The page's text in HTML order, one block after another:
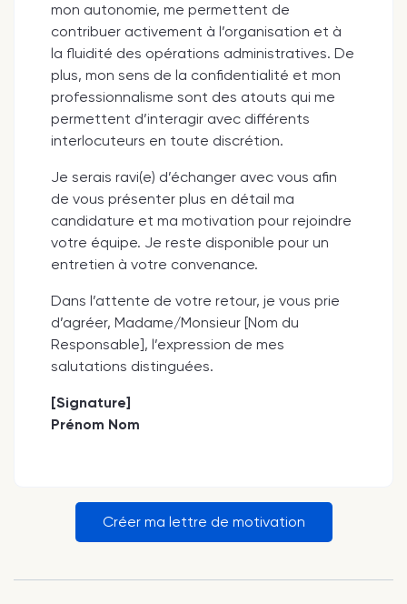
mon autonomie, me permettent de
contribuer activement à l’organisation et à
la fluidité des opérations administratives. De
plus, mon sens de la confidentialité et mon
professionnalisme sont des atouts qui me
permettent d’interagir avec différents
interlocuteurs en toute discrétion.
Je serais ravi(e) d’échanger avec vous afin
de vous présenter plus en détail ma
candidature et ma motivation pour rejoindre
votre équipe. Je reste disponible pour un
entretien à votre convenance.
Dans l’attente de votre retour, je vous prie
d’agréer, Madame/Monsieur [Nom du
Responsable], l’expression de mes
salutations distinguées.
[Signature]
Prénom Nom
Créer ma lettre de motivation